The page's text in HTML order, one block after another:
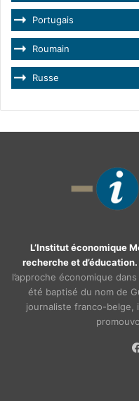
Portugais
Roumain
Russe
L’Institut économique
recherche et d’éducation.
l’approche économique
été baptisé du nom de
journaliste franco-belge,